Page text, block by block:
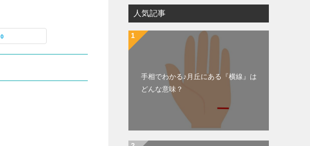
0
人気記事
手相でわかる♪月丘にある『横線』は
どんな意味？